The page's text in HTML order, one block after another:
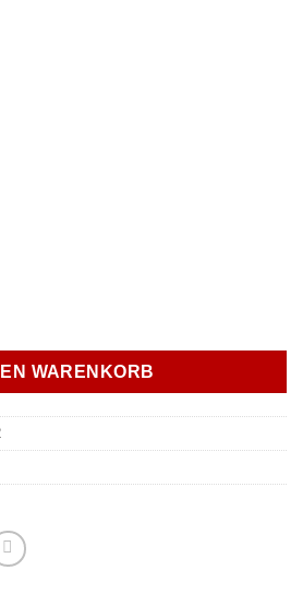
- BMW 8er/M8 - G14/G15/G16/
WARENKORB